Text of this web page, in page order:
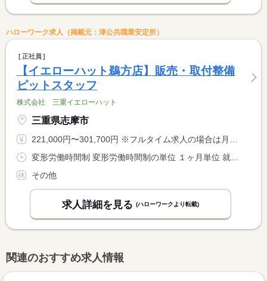
ハローワーク求人（掲載元：津公共職業安定所）
正社員
【イエローハット鵜方店】販売・取付整備
ピットスタッフ
株式会社 三重イエローハット
三重県志摩市
221,000円〜301,700円 ※フルタイム求人の場合は月額（換算額）、パート求人の場合は時間額を表示しています。
その他
求人詳細を見る (ハローワークより転載)
関連のおすすめ求人情報